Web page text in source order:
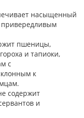
насыщенный
привередливым
пшеницы,
и тапиоки,
с
к
содержит
и